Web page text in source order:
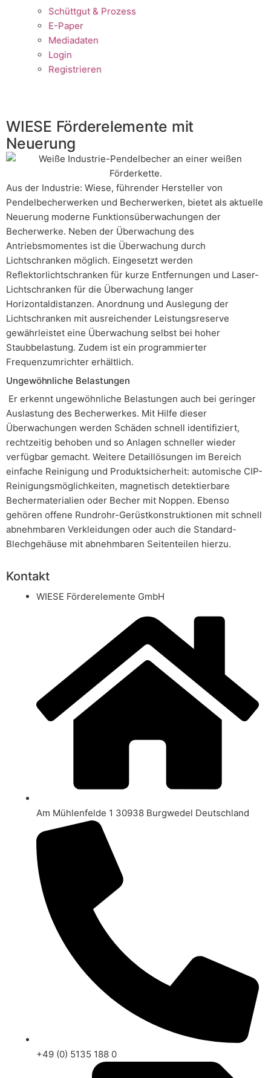
Schüttgut & Prozess
E-Paper
Mediadaten
Login
Registrieren
WIESE Förderelemente mit
Neuerung
Aus der Industrie: Wiese, führender Hersteller von
Pendelbecherwerken und Becherwerken, bietet als aktuelle
Neuerung moderne Funktionsüberwachungen der
Becherwerke. Neben der Überwachung des
Antriebsmomentes ist die Überwachung durch
Lichtschranken möglich. Eingesetzt werden
Reflektorlichtschranken für kurze Entfernungen und Laser-
Lichtschranken für die Überwachung langer
Horizontaldistanzen. Anordnung und Auslegung der
Lichtschranken mit ausreichender Leistungsreserve
gewährleistet eine Überwachung selbst bei hoher
Staubbelastung. Zudem ist ein programmierter
Frequenzumrichter erhältlich.
Ungewöhnliche Belastungen
Er erkennt ungewöhnliche Belastungen auch bei geringer
Auslastung des Becherwerkes. Mit Hilfe dieser
Überwachungen werden Schäden schnell identifiziert,
rechtzeitig behoben und so Anlagen schneller wieder
verfügbar gemacht. Weitere Detaillösungen im Bereich
einfache Reinigung und Produktsicherheit: automische CIP-
Reinigungsmöglichkeiten, magnetisch detektierbare
Bechermaterialien oder Becher mit Noppen. Ebenso
gehören offene Rundrohr-Gerüstkonstruktionen mit schnell
abnehmbaren Verkleidungen oder auch die Standard-
Blechgehäuse mit abnehmbaren Seitenteilen hierzu.
Kontakt
WIESE Förderelemente GmbH
Am Mühlenfelde 1 30938 Burgwedel Deutschland
+49 (0) 5135 188 0